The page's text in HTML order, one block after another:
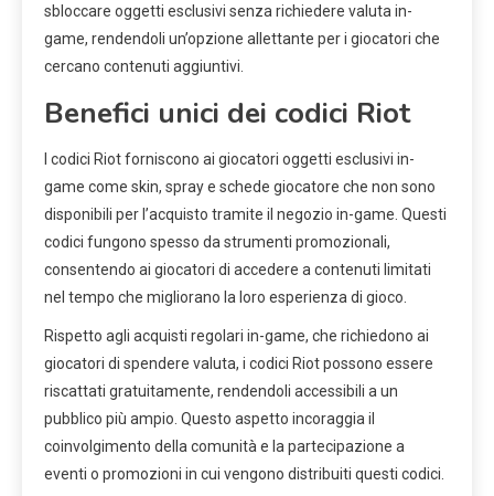
sbloccare oggetti esclusivi senza richiedere valuta in-
game, rendendoli un’opzione allettante per i giocatori che
cercano contenuti aggiuntivi.
Benefici unici dei codici Riot
I codici Riot forniscono ai giocatori oggetti esclusivi in-
game come skin, spray e schede giocatore che non sono
disponibili per l’acquisto tramite il negozio in-game. Questi
codici fungono spesso da strumenti promozionali,
consentendo ai giocatori di accedere a contenuti limitati
nel tempo che migliorano la loro esperienza di gioco.
Rispetto agli acquisti regolari in-game, che richiedono ai
giocatori di spendere valuta, i codici Riot possono essere
riscattati gratuitamente, rendendoli accessibili a un
pubblico più ampio. Questo aspetto incoraggia il
coinvolgimento della comunità e la partecipazione a
eventi o promozioni in cui vengono distribuiti questi codici.